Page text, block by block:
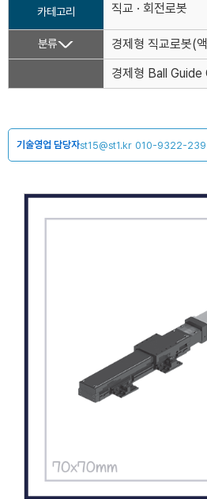
카테고리 직교 · 회전로봇
분류
경제형 직교로봇(
경제형 Ball
기술영업 담당자st15@st1.kr 010-9322-